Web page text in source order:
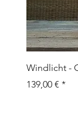
Windlicht -
Prix
139,00 €